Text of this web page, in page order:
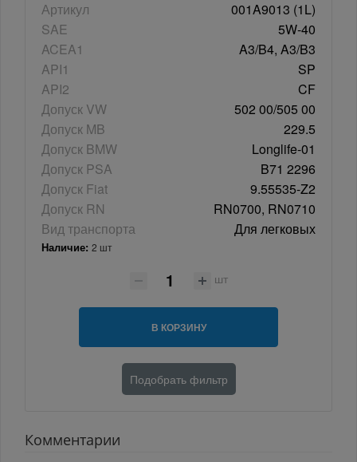
Артикул
001A9013 (1L)
SAE
5W-40
ACEA1
A3/B4, A3/B3
API1
SP
API2
CF
Допуск VW
502 00/505 00
Допуск MB
229.5
Допуск BMW
Longlife-01
Допуск PSA
B71 2296
Допуск Fiat
9.55535-Z2
Допуск RN
RN0700, RN0710
Вид транспорта
Для легковых
Наличие: 2 шт
шт
В КОРЗИНУ
Подобрать фильтр
Комментарии